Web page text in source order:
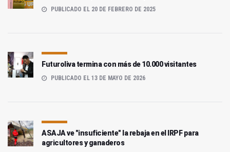
PUBLICADO EL 20 DE FEBRERO DE 2025
Futuroliva termina con más de 10.000 visitantes
PUBLICADO EL 13 DE MAYO DE 2026
ASAJA ve "insuficiente" la rebaja en el IRPF para
agricultores y ganaderos